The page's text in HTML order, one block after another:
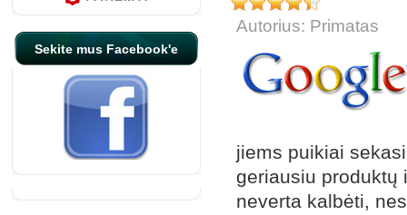
Sekite mus Facebook'e
Autorius: Primatas
jiems puikiai
geriausiu produktų
neverta kalbėti,